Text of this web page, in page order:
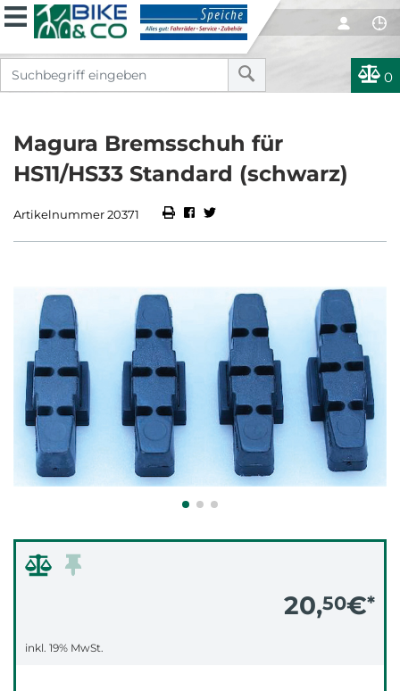
0
Magura Bremsschuh für
HS11/HS33 Standard (schwarz)
Artikelnummer 20371
20,50€*
inkl. 19% MwSt.